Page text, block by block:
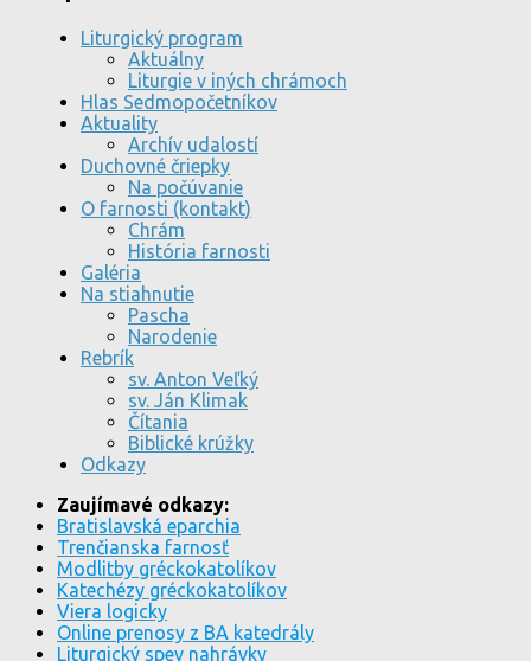
Liturgický program
Aktuálny
Liturgie v iných chrámoch
Hlas Sedmopočetníkov
Aktuality
Archív udalostí
Duchovné čriepky
Na počúvanie
O farnosti (kontakt)
Chrám
História farnosti
Galéria
Na stiahnutie
Pascha
Narodenie
Rebrík
sv. Anton Veľký
sv. Ján Klimak
Čítania
Biblické krúžky
Odkazy
Zaujímavé odkazy:
Bratislavská eparchia
Trenčianska farnosť
Modlitby gréckokatolíkov
Katechézy gréckokatolíkov
Viera logicky
Online prenosy z BA katedrály
Liturgický spev nahrávky